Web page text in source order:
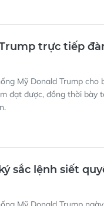
trực tiếp
Mỹ Donald Trump
đạt được, đồng thời bày
sắc lệnh siết